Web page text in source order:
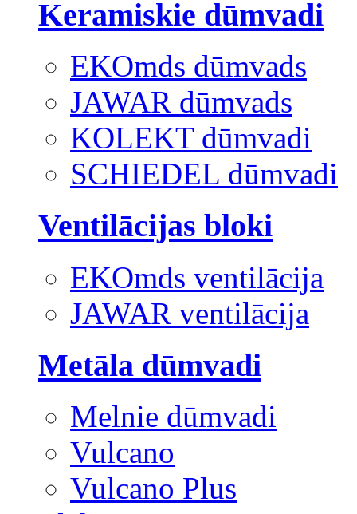
Keramiskie dūmvadi
EKOmds dūmvads
JAWAR dūmvads
KOLEKT dūmvadi
SCHIEDEL dūmvadi
Ventilācijas bloki
EKOmds ventilācija
JAWAR ventilācija
Metāla dūmvadi
Melnie dūmvadi
Vulcano
Vulcano Plus